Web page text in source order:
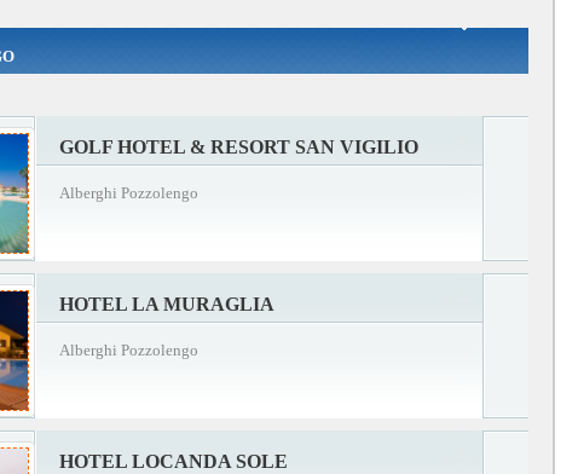
GOLF HOTEL & RESORT SAN VIGILIO
Alberghi Pozzolengo
HOTEL LA MURAGLIA
Alberghi Pozzolengo
HOTEL LOCANDA SOLE